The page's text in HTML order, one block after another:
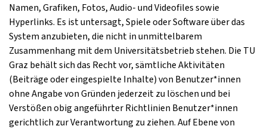
Namen, Grafiken, Fotos, Audio- und Videofiles sowie
Hyperlinks. Es ist untersagt, Spiele oder Software über das
System anzubieten, die nicht in unmittelbarem
Zusammenhang mit dem Universitätsbetrieb stehen. Die TU
Graz behält sich das Recht vor, sämtliche Aktivitäten
(Beiträge oder eingespielte Inhalte) von Benutzer*innen
ohne Angabe von Gründen jederzeit zu löschen und bei
Verstößen obig angeführter Richtlinien Benutzer*innen
gerichtlich zur Verantwortung zu ziehen. Auf Ebene von